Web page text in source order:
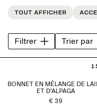
propose une gamme
Tout afficher
Filtrer Trier par
BONNET EN MÉLANGE DE
ET D'ALPAGA
€ 39